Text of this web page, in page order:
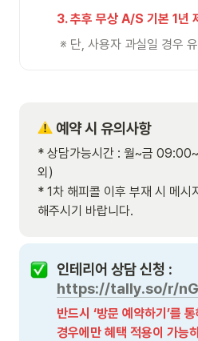
3. 추후 무상 A/S 기본 1년
※ 단, 사용자 과실일 경우
예약 시 유의사항
* 상담가능시간 : 월~금
외)
* 1차 해피콜 이후 부재 시 메시
해주시기 바랍니다.
https://tally.so/r/
반드시 ‘방문 예약하기’를
경우에만 혜택 적용이 가능